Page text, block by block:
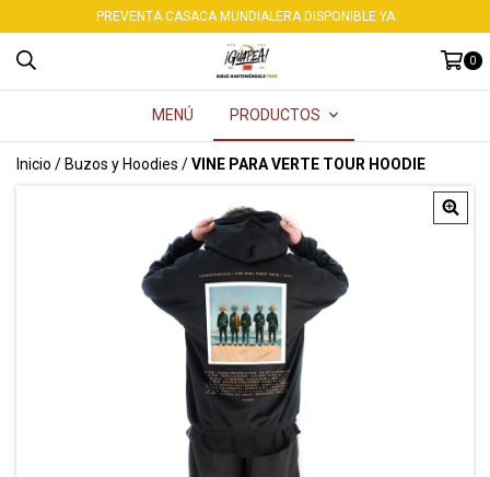
PREVENTA CASACA MUNDIALERA DISPONIBLE YA
0
MENÚ PRODUCTOS
Inicio / Buzos y Hoodies /VINE PARA VERTE TOUR HOODIE